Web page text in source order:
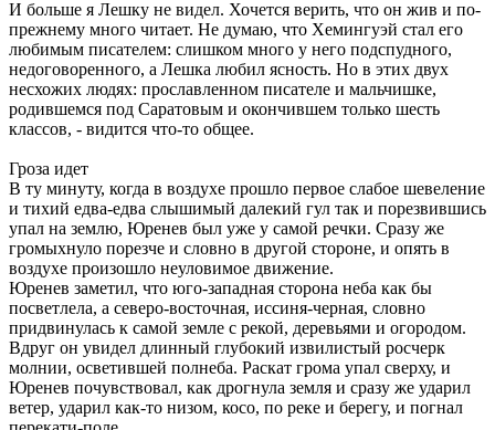
И больше я Лешку не видел. Хочется верить, что он жив и по-
прежнему много читает. Не думаю, что Хемингуэй стал его
любимым писателем: слишком много у него подспудного,
недоговоренного, а Лешка любил ясность. Но в этих двух
несхожих людях: прославленном писателе и мальчишке,
родившемся под Саратовым и окончившем только шесть
классов, - видится что-то общее.
Гроза идет
В ту минуту, когда в воздухе прошло первое слабое шевеление
и тихий едва-едва слышимый далекий гул так и порезвившись
упал на землю, Юренев был уже у самой речки. Сразу же
громыхнуло порезче и словно в другой стороне, и опять в
воздухе произошло неуловимое движение.
Юренев заметил, что юго-западная сторона неба как бы
посветлела, а северо-восточная, иссиня-черная, словно
придвинулась к самой земле с рекой, деревьями и огородом.
Вдруг он увидел длинный глубокий извилистый росчерк
молнии, осветившей полнеба. Раскат грома упал сверху, и
Юренев почувствовал, как дрогнула земля и сразу же ударил
ветер, ударил как-то низом, косо, по реке и берегу, и погнал